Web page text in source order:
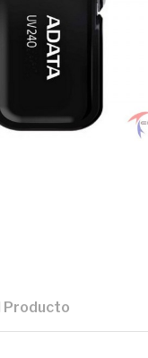
Producto